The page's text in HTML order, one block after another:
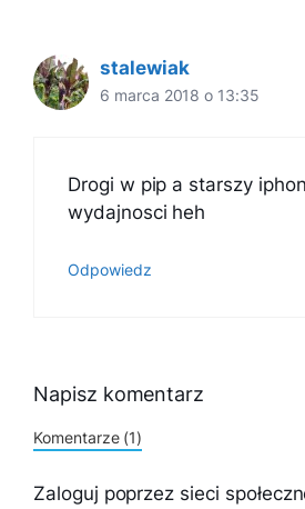
stalewiak
6 marca 2018 o 13:35
Drogi w pip a starszy
wydajnosci heh
Odpowiedz
Napisz komentarz
Komentarze (1)
Zaloguj poprzez sieci